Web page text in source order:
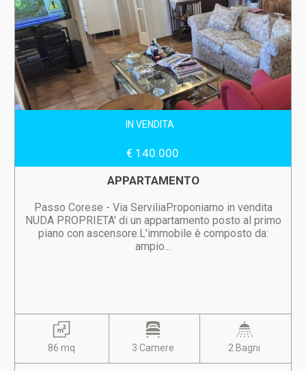
IN VENDITA
€ 140.000
APPARTAMENTO
Passo Corese - Via ServiliaProponiamo in vendita
NUDA PROPRIETA' di un appartamento posto al primo
piano con ascensore.L'immobile è composto da:
ampio...
86 mq 3 Camere 2 Bagni